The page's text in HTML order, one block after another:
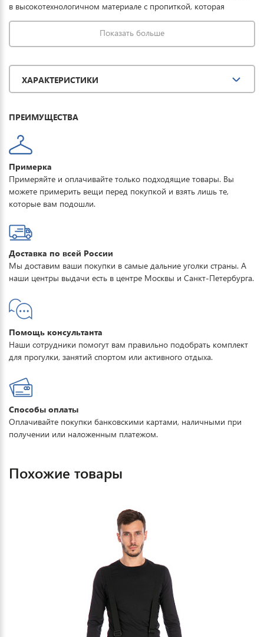
в высокотехнологичном материале с пропиткой, которая
совместно с мембраной обеспечивает превосходную защиту
одежды от проникновения влаги, что обеспечивает до 8 часов
катания в условиях мокрого снега. Купить горнолыжные штаны
отдыха на горных лыжах.
Показать больше
ХАРАКТЕРИСТИКИ
ПРЕИМУЩЕСТВА
Примерка
Примеряйте и оплачивайте только подходящие товары. Вы
можете примерить вещи перед покупкой и взять лишь те,
которые вам подошли.
Доставка по всей России
Мы доставим ваши покупки в самые дальние уголки страны. А
наши центры выдачи есть в центре Москвы и Санкт-Петербурга.
Помощь консультанта
Наши сотрудники помогут вам правильно подобрать комплект
для прогулки, занятий спортом или активного отдыха.
Способы оплаты
Оплачивайте покупки банковскими картами, наличными при
получении или наложенным платежом.
Похожие товары